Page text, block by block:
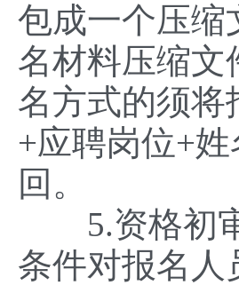
包成一个压缩
名材料压缩文
名方式的须将
+应聘岗位+
回。
5.资格初审
条件对报名人